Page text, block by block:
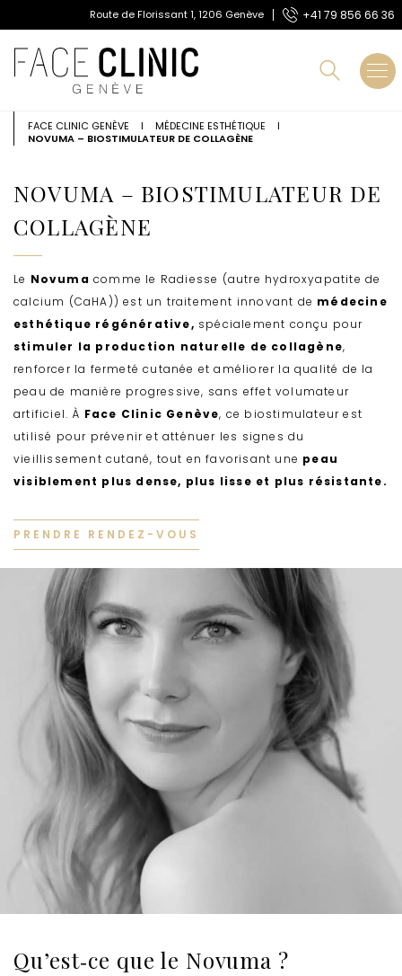
l
Route de Florissant 1, 1206 Genève
+41 79 856 66 36
+41 79 856 66 36
FACE CLINIC GENÈVE I MÉDECINE ESTHÉTIQUE
I
NOVUMA – BIOSTIMULATEUR DE COLLAGÈNE
NOVUMA – BIOSTIMULATEUR DE
COLLAGÈNE
Le Novuma comme le Radiesse (autre hydroxyapatite de
calcium (CaHA)) est un traitement innovant de médecine
esthétique régénérative, spécialement conçu pour
stimuler la production naturelle de collagène,
renforcer la fermeté cutanée et améliorer la qualité de la
peau de manière progressive, sans effet volumateur
artificiel. À Face Clinic Genève, ce biostimulateur est
utilisé pour prévenir et atténuer les signes du
vieillissement cutané, tout en favorisant une peau
visiblement plus dense, plus lisse et plus résistante.
PRENDRE RENDEZ-VOUS
Qu’est‑ce que le Novuma ?